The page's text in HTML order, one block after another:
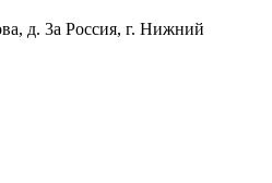
д. 3а Россия, г. Нижний